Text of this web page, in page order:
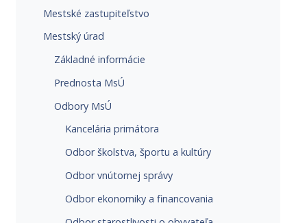
Mestské zastupiteľstvo
Mestský úrad
Základné informácie
Prednosta MsÚ
Odbory MsÚ
Kancelária primátora
Odbor školstva, športu a kultúry
Odbor vnútornej správy
Odbor ekonomiky a financovania